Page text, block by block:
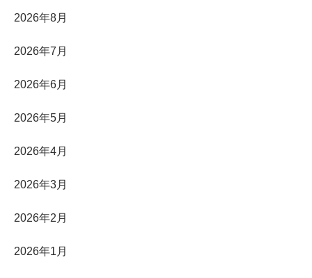
2026年8月
2026年7月
2026年6月
2026年5月
2026年4月
2026年3月
2026年2月
2026年1月